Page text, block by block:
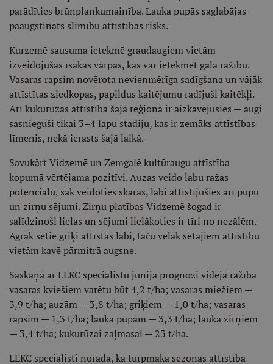
parādīties brūnplankumainība. Lauka pupās saglabājas
paaugstināts slimību attīstības risks.
Kurzemē sausuma ietekmē graudaugiem vietām
izveidojušās īsākas vārpas, kas var ietekmēt gala ražību.
Vasaras rapsim novērota nevienmērīga sadīgšana un vājāk
attīstītas ziedkopas, papildus kaitējumu radījuši kaitēkļi.
Arī kukurūzas attīstība šajā reģionā ir aizkavējusies — augi
sasnieguši tikai 3–4 lapu stadiju, kas ir zemāks attīstības
līmenis, nekā ierasts šajā laikā.
Savukārt Vidzemē un Zemgalē kultūraugu attīstība
kopumā vērtējama pozitīvi. Auzas veido labu ražas
potenciālu, sāk veidoties skaras, labi attīstījušies arī pupu
un zirņu sējumi. Zirņu platības Vidzemē šogad ir
salīdzinoši lielas un sējumi lielākoties ir tīri no nezālēm.
Agrāk sētie griķi attīstās labi, taču vēlāk sētajiem attīstību
vietām kavē pārmitrā augsne.
Saskaņā ar LLKC speciālistu jūnija prognozi vidējā ražība
vasaras kviešiem varētu būt 4,2 t/ha; vasaras miežiem —
3,9 t/ha; auzām — 3,8 t/ha; griķiem — 1,0 t/ha; vasaras
rapsim — 1,3 t/ha; lauka pupām — 3,3 t/ha; lauka zirņiem
— 3,4 t/ha; kukurūzai zaļmasai — 23 t/ha.
LLKC speciālisti norāda, ka turpmākā sezonas attīstība